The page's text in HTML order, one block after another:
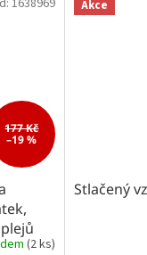
177 Kč
–19 %
(2 ks)
1638969 Akce
Stlačený